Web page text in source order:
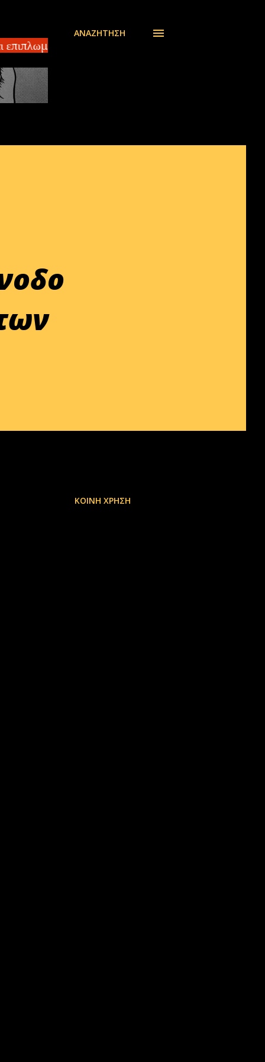
διαμέρισμα 140 τ.μ ΣΠΑΡΤΗ –
ΑΝΑΖΉΤΗΣΗ
ΚΟΙΝΉ ΧΡΉΣΗ